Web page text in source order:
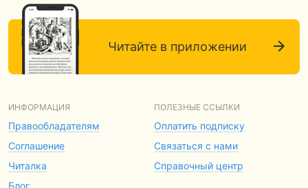
Читайте в приложении
ИНФОРМАЦИЯ
Правообладателям
Соглашение
Читалка
Блог
ПОЛЕЗНЫЕ ССЫЛКИ
Оплатить подписку
Связаться с нами
Справочный центр